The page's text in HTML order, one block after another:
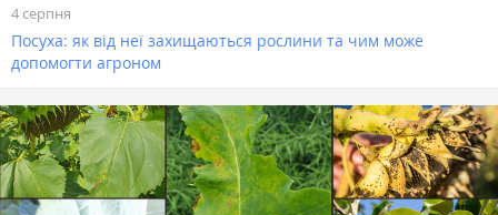
4 серпня
Посуха: як від неї захищаються рослини та чим може
допомогти агроном